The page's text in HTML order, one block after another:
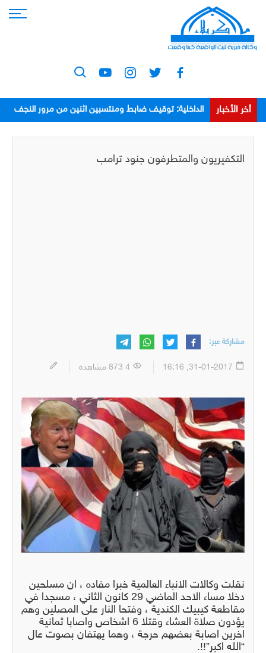
أخر الأخبار
الداخلية: توقيف ضابط ومنتسبين اثنين من مرور النجف
التكفيريون والمتطرفون جنود ترامب
مشاركة عبر:
نقلت وكالات الانباء العالمية خبرا مفاده ، ان مسلحين
دخلا مساء الاحد الماضي 29 كانون الثاني ، مسجدا في
مقاطعة كيبيك الكندية ، وفتحا النار على المصلين وهم
يؤدون صلاة العشاء وقتلا 6 اشخاص واصابا ثمانية
اخرين اصابة بعضهم حرجة ، وهما يهتفان بصوت عال
“الله اكبر”!!.